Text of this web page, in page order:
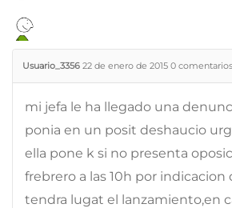
Usuario_3356 22 de enero de 2015 0 comentarios
mi jefa le ha llegado una
ponia en un posit deshaucio
ella pone k si no presenta
frebrero a las 10h por indicacion
tendra lugat el lanzamiento,en